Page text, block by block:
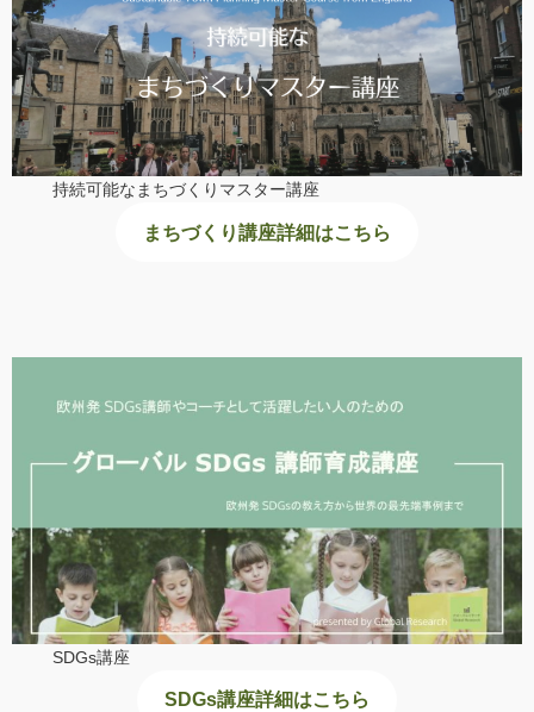
持続可能なまちづくりマスター講座
まちづくり講座詳細はこちら
SDGs講座
SDGs講座詳細はこちら